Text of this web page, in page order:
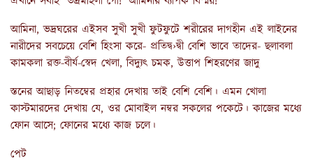
আমিনা, ভদ্রঘরের এইসব সুখী সুখী ফুটফুটে শরীরের দাগহীন এই লাইনের
নারীদের সবচেয়ে বেশি হিংসা করে- প্রতিদ্ব›দ্বী বেশি ভাবে তাদের- ছলাবলা
কামকলা রক্ত-বীর্য-স্বেদ খেলা, বিদ্যুৎ চমক, উত্তাপ শিহরণের জাদু
স্তনের আছাড় নিতম্বের প্রহার দেখায় তাই বেশি বেশি। এমন খোলা
কাস্টমারদের দেখায় যে, ওর মোবাইল নম্বর সকলের পকেটে। কাজের মধ্যে
ফোন আসে; ফোনের মধ্যে কাজ চলে।
পেট